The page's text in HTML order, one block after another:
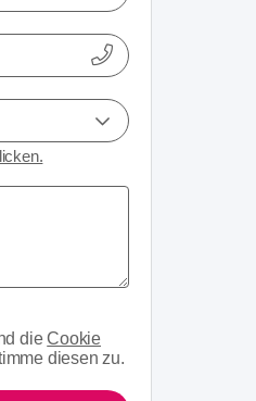
dieCookie
diesen zu.